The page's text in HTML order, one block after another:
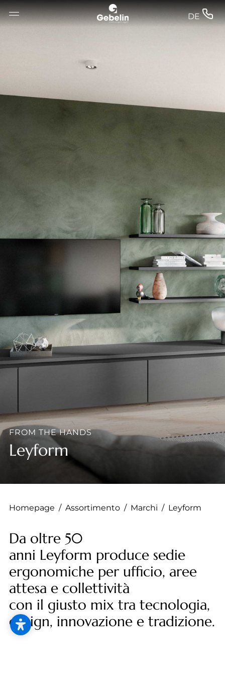
--
--
--
--
 DE
FROM THE HANDS
Leyform
Homepage / Assortimento / Marchi / Leyform
Da oltre 50
anni Leyform produce sedie
ergonomiche per ufficio, aree
attesa e collettività
con il giusto mix tra tecnologia,
design, innovazione e tradizione.